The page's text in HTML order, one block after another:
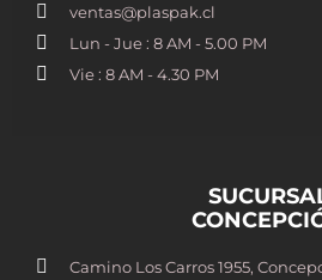
ventas@plaspak.cl
Lun - Jue : 8 AM - 5.00 PM
Vie : 8 AM - 4.30 PM
Camino Los Carros 1955,